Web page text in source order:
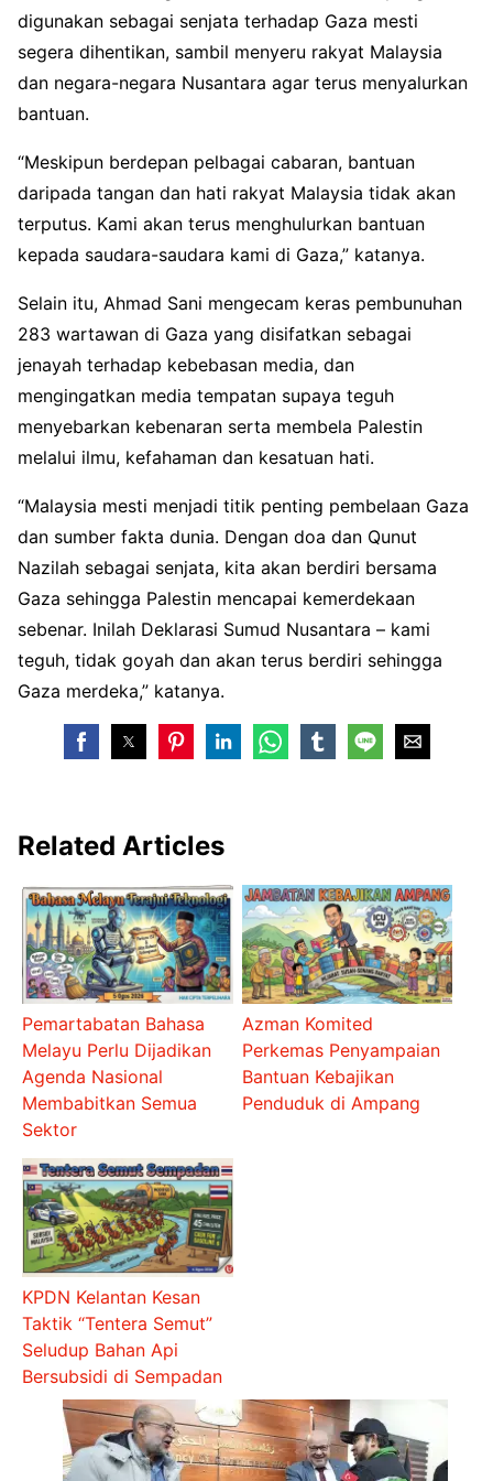
digunakan sebagai senjata terhadap Gaza mesti
segera dihentikan, sambil menyeru rakyat Malaysia
dan negara-negara Nusantara agar terus menyalurkan
bantuan.
“Meskipun berdepan pelbagai cabaran, bantuan
daripada tangan dan hati rakyat Malaysia tidak akan
terputus. Kami akan terus menghulurkan bantuan
kepada saudara-saudara kami di Gaza,” katanya.
Selain itu, Ahmad Sani mengecam keras pembunuhan
283 wartawan di Gaza yang disifatkan sebagai
jenayah terhadap kebebasan media, dan
mengingatkan media tempatan supaya teguh
menyebarkan kebenaran serta membela Palestin
melalui ilmu, kefahaman dan kesatuan hati.
“Malaysia mesti menjadi titik penting pembelaan Gaza
dan sumber fakta dunia. Dengan doa dan Qunut
Nazilah sebagai senjata, kita akan berdiri bersama
Gaza sehingga Palestin mencapai kemerdekaan
sebenar. Inilah Deklarasi Sumud Nusantara – kami
teguh, tidak goyah dan akan terus berdiri sehingga
Gaza merdeka,” katanya.
Related Articles
Pemartabatan Bahasa
Melayu Perlu Dijadikan
Agenda Nasional
Membabitkan Semua
Sektor
Azman Komited
Perkemas Penyampaian
Bantuan Kebajikan
Penduduk di Ampang
KPDN Kelantan Kesan
Taktik “Tentera Semut”
Seludup Bahan Api
Bersubsidi di Sempadan